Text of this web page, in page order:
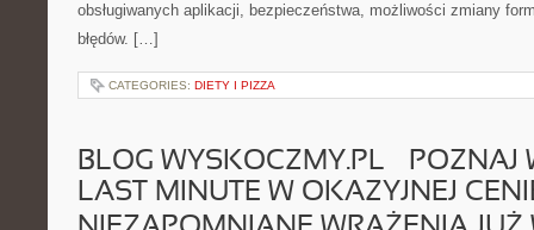
obsługiwanych aplikacji, bezpieczeństwa, możliwości zmiany
błędów. […]
CATEGORIES: DIETY I PIZZA
BLOG WYSKOCZMY.PL – POZNAJ
LAST MINUTE W OKAZYJNEJ